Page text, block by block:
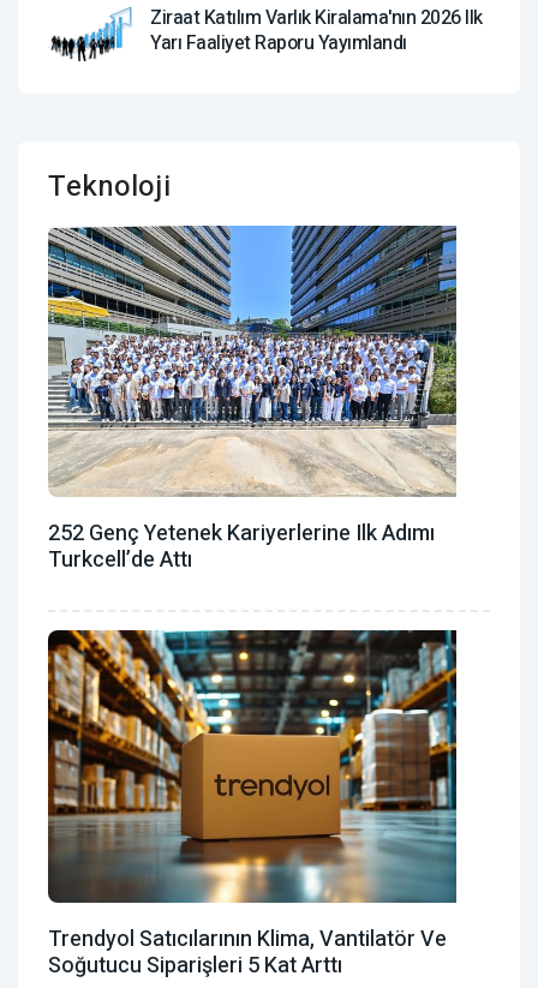
Ziraat Katılım Varlık Kiralama'nın 2026 Ilk
Yarı Faaliyet Raporu Yayımlandı
Teknoloji
252 Genç Yetenek Kariyerlerine Ilk Adımı
Turkcell’de Attı
Trendyol Satıcılarının Klima, Vantilatör ‎ve
Soğutucu Siparişleri 5 Kat Arttı